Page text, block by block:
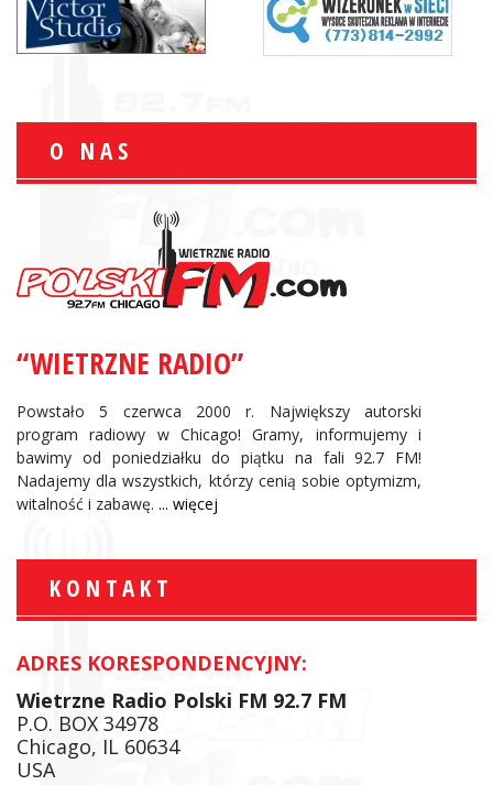
O NAS
“WIETRZNE RADIO”
Powstało 5 czerwca 2000 r. Największy autorski
program radiowy w Chicago! Gramy, informujemy i
bawimy od poniedziałku do piątku na fali 92.7 FM!
Nadajemy dla wszystkich, którzy cenią sobie optymizm,
witalność i zabawę. ... więcej
KONTAKT
ADRES KORESPONDENCYJNY:
Wietrzne Radio Polski FM 92.7 FM
P.O. BOX 34978
Chicago, IL 60634
USA